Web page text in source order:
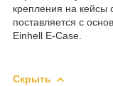
крепления на кейсы
поставляется с
Einhell E-Case.
Скрыть